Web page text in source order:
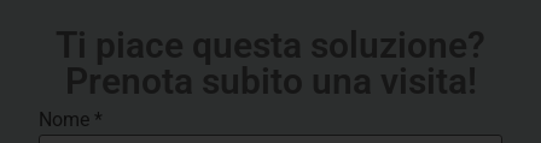
Ti piace questa soluzione?
Prenota subito una visita!
Nome *